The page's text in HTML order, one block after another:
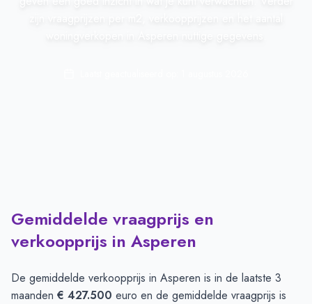
Gemiddelde vraagprijs en
verkoopprijs in Asperen
De gemiddelde verkoopprijs in Asperen is in de laatste 3
maanden € 427.500 euro en de gemiddelde vraagprijs is